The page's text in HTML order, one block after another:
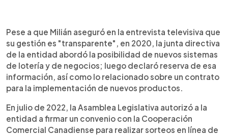
Pese a que Milián aseguró en la entrevista televisiva que
su gestión es "transparente", en 2020, la junta directiva
de la entidad abordó la posibilidad de nuevos sistemas
de lotería y de negocios; luego declaró reserva de esa
información, así como lo relacionado sobre un contrato
para la implementación de nuevos productos.
En julio de 2022, la Asamblea Legislativa autorizó a la
entidad a firmar un convenio con la Cooperación
Comercial Canadiense para realizar sorteos en línea de